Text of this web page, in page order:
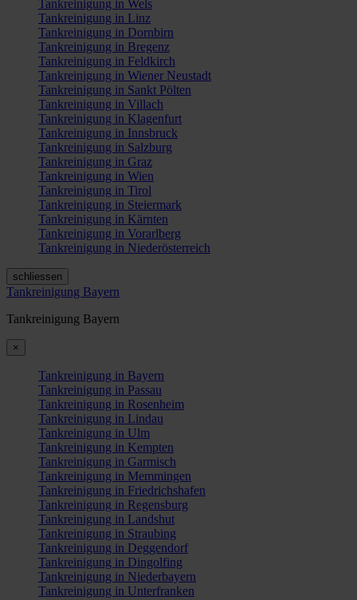
Tankreinigung in Wels
Tankreinigung in Linz
Tankreinigung in Dornbirn
Tankreinigung in Bregenz
Tankreinigung in Feldkirch
Tankreinigung in Wiener Neustadt
Tankreinigung in Sankt Pölten
Tankreinigung in Villach
Tankreinigung in Klagenfurt
Tankreinigung in Innsbruck
Tankreinigung in Salzburg
Tankreinigung in Graz
Tankreinigung in Wien
Tankreinigung in Tirol
Tankreinigung in Steiermark
Tankreinigung in Kärnten
Tankreinigung in Vorarlberg
Tankreinigung in Niederösterreich
schliessen
Tankreinigung Bayern
Tankreinigung Bayern
×
Tankreinigung in Bayern
Tankreinigung in Passau
Tankreinigung in Rosenheim
Tankreinigung in Lindau
Tankreinigung in Ulm
Tankreinigung in Kempten
Tankreinigung in Garmisch
Tankreinigung in Memmingen
Tankreinigung in Friedrichshafen
Tankreinigung in Regensburg
Tankreinigung in Landshut
Tankreinigung in Straubing
Tankreinigung in Deggendorf
Tankreinigung in Dingolfing
Tankreinigung in Niederbayern
Tankreinigung in Unterfranken